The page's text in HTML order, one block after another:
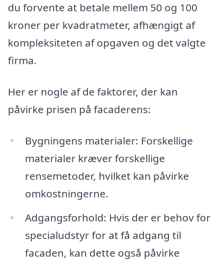
du forvente at betale mellem 50 og 100
kroner per kvadratmeter, afhængigt af
kompleksiteten af opgaven og det valgte
firma.
Her er nogle af de faktorer, der kan
påvirke prisen på facaderens:
Bygningens materialer: Forskellige
materialer kræver forskellige
rensemetoder, hvilket kan påvirke
omkostningerne.
Adgangsforhold: Hvis der er behov for
specialudstyr for at få adgang til
facaden, kan dette også påvirke